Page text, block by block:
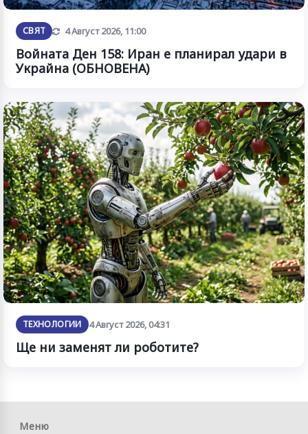
СВЯТ Обновена
4 Август 2026, 11:00
Войната Ден 158: Иран е планирал удари в
Украйна (ОБНОВЕНА)
ТЕХНОЛОГИИ 4 Август 2026, 04:31
Ще ни заменят ли роботите?
Меню